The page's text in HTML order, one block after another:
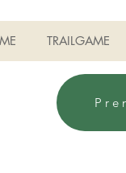
TRAILGAME